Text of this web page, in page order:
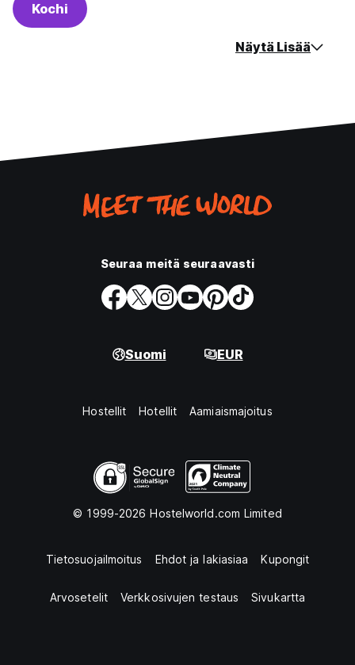
Kochi
Näytä Lisää
Seuraa meitä seuraavasti
Suomi EUR
Hostellit Hotellit Aamiaismajoitus
© 1999-2026 Hostelworld.com Limited
Tietosuojailmoitus Ehdot ja lakiasiaa Kupongit
Arvosetelit Verkkosivujen testaus Sivukartta